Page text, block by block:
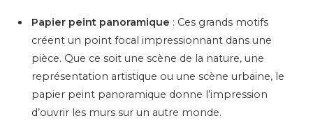
Papier peint panoramique : Ces grands motifs
créent un point focal impressionnant dans une
pièce. Que ce soit une scène de la nature, une
représentation artistique ou une scène urbaine, le
papier peint panoramique donne l’impression
d’ouvrir les murs sur un autre monde.